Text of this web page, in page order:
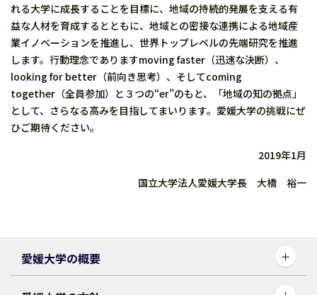
愛媛大学の概要
れる大学に成長することを目標に、地域の持続的発展を支える有
益な人材を育成するとともに、地域との密接な連携による地域産
業イノベーションを推進し、世界トップレベルの先端研究を推進
します。行動理念でありますmoving faster（迅速な決断）、
looking for better（前向き思考）、そしてcoming
together（全員参加）と３つの“er”のもと、「地域の知の拠点」
として、さらなる高みを目指してまいります。愛媛大学の挑戦にぜ
ひご期待ください。
2019年1月
国立大学法人愛媛大学長 大橋 裕一